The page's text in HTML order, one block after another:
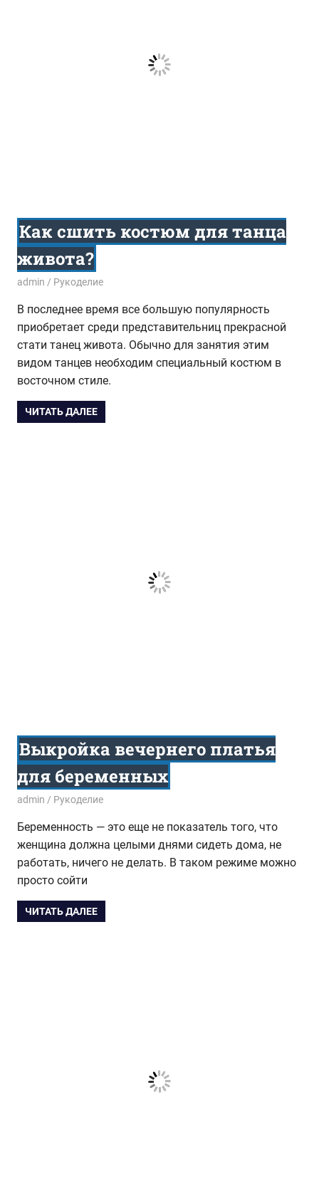
Как сшить костюм для танца
живота?
04.11.2014
admin Рукоделие
В последнее время все большую популярность
приобретает среди представительниц прекрасной
стати танец живота. Обычно для занятия этим
видом танцев необходим специальный костюм в
восточном стиле.
ЧИТАТЬ ДАЛЕЕ
Выкройка вечернего платья
для беременных
30.10.2014
admin Рукоделие
Беременность — это еще не показатель того, что
женщина должна целыми днями сидеть дома, не
работать, ничего не делать. В таком режиме можно
просто сойти
ЧИТАТЬ ДАЛЕЕ